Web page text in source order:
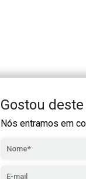
Gostou
Nós entramos em